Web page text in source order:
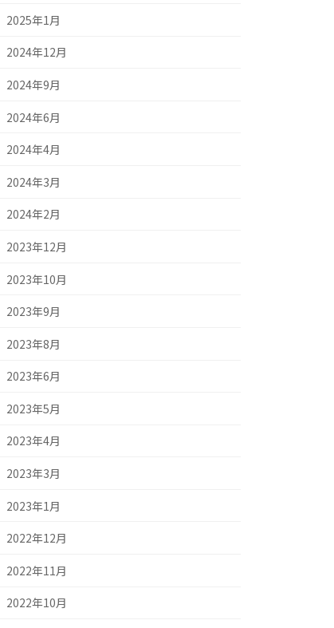
2025年1月
2024年12月
2024年9月
2024年6月
2024年4月
2024年3月
2024年2月
2023年12月
2023年10月
2023年9月
2023年8月
2023年6月
2023年5月
2023年4月
2023年3月
2023年1月
2022年12月
2022年11月
2022年10月